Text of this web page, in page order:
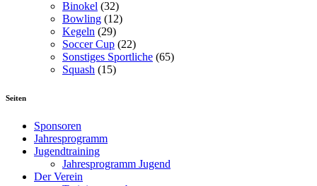
Binokel (32)
Bowling (12)
Kegeln (29)
Soccer Cup (22)
Sonstiges Sportliche (65)
Squash (15)
Seiten
Sponsoren
Jahresprogramm
Jugendtraining
Jahresprogramm Jugend
Der Verein